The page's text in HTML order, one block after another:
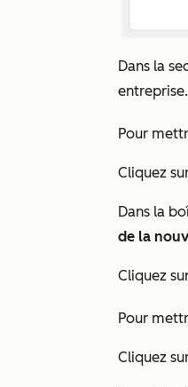
Dans la
entreprise.
Pour
Cliquez
Dans la
de la
Cliquez
Pour
Cliquez